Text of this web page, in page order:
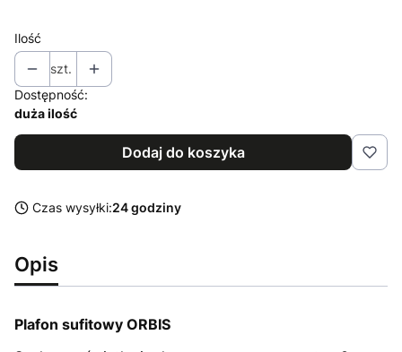
Ilość
szt.
Dostępność:
duża ilość
Dodaj do koszyka
Czas wysyłki:24 godziny
Opis
Plafon sufitowy ORBIS